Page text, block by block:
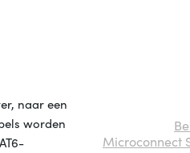
naar een
worden
Microconnect